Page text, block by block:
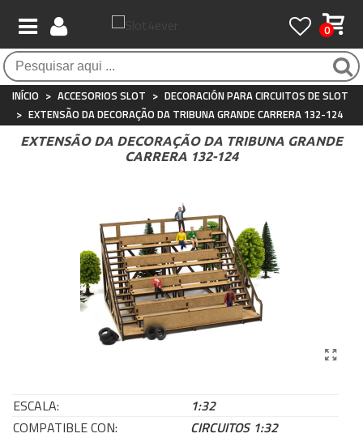
0
Atendimento ao Cliente
Whatsapp+34 697 854 500
Frete grátis / 24 horas
Para compras acima de €90
Pagamento 100% seguro
Compras seguras com SSL o tempo todo
INÍCIO > ACCESORIOS SLOT > DECORACIÓN PARA CIRCUITOS DE SLOT
> EXTENSÃO DA DECORAÇÃO DA TRIBUNA GRANDE CARRERA 132-124
EXTENSÃO DA DECORAÇÃO DA TRIBUNA GRANDE
CARRERA 132-124
ESCALA:
1:32
COMPATIBLE CON:
CIRCUITOS 1:32